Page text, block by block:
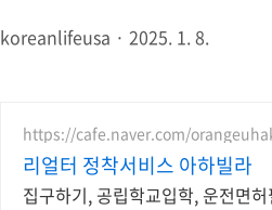
koreanlifeusa 2025. 1. 8.
https://cafe.naver.com/
리얼터 정착서비스 아하빌라
집구하기, 공립학교입학, 운전면